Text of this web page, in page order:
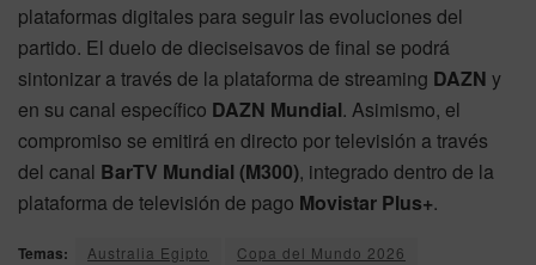
plataformas digitales para seguir las evoluciones del
partido. El duelo de dieciseisavos de final se podrá
sintonizar a través de la plataforma de streaming DAZN y
en su canal específico DAZN Mundial. Asimismo, el
compromiso se emitirá en directo por televisión a través
del canal BarTV Mundial (M300), integrado dentro de la
plataforma de televisión de pago Movistar Plus+.
Temas: Australia Egipto
Copa del Mundo 2026